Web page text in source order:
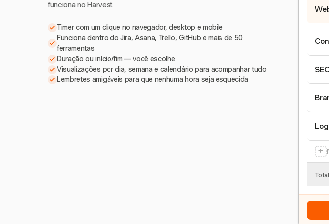
funciona no Harvest.
Timer com um clique no navegador, desktop e mobile
Funciona dentro do Jira, Asana, Trello, GitHub e mais de 50
ferramentas
Duração ou início/fim — você escolhe
Visualizações por dia, semana e calendário para acompanhar tudo
Lembretes amigáveis para que nenhuma hora seja esquecida
+